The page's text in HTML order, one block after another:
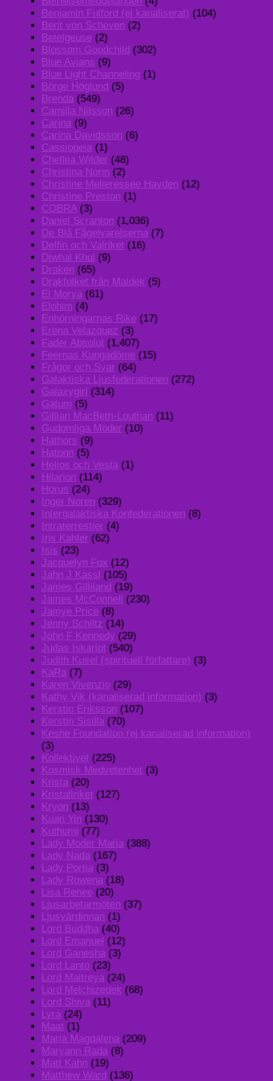
Benjamin Fulford (ej kanaliserat) (104)
Berit von Scheven (2)
Betelgeuse (2)
Blossom Goodchild (302)
Blue Avians (9)
Blue Light Channeling (1)
Börge Höglund (5)
Brenda (549)
Camilla Nilsson (26)
Carina (9)
Carina Davidsson (6)
Cassiopeia (1)
Chellea Wilder (48)
Christina Norin (2)
Christine Melieressee Hayden (12)
Christine Preston (1)
COBRA(3)
Daniel Scranton (1,036)
De Blå Fågelvarelserna (7)
Delfin och Valriket (16)
Djwhal Khul (9)
Draken (65)
Drakfolket från Maldek (5)
El Morya (61)
Elohim (4)
Enhörningarnas Rike (17)
Erena Velazquez (3)
Fader Absolut (1,407)
Feernas Kungadöme (15)
Frågor och Svar (64)
Galaktiska Ljusfederationen (272)
Galaxygirl (314)
Gatum (5)
Gillian MacBeth-Louthan (11)
Gudomliga Moder (10)
Hathors (9)
Hatonn (5)
Helios och Vesta (1)
Hilarion (114)
Horus (24)
Inger Noren (329)
Intergalaktiska Konfederationen (8)
Intraterrestier (4)
Iris Kähler (62)
Isis (23)
Jacquelyn Fox (12)
Jahn J Kassl (105)
James Gilliland (19)
James McConnell (230)
Jamye Price (8)
Jenny Schiltz (14)
John F Kennedy (29)
Judas Iskariot (540)
Judith Kusel (spirituell författare) (3)
KaRa (7)
Karen Vivenzio (29)
Kathy Vik (kanaliserad information) (3)
Kerstin Eriksson (107)
Kerstin Sisilla (70)
Keshe Foundation (ej kanaliserad information)
(3)
Kollektivet (225)
Kosmisk Medvetenhet (3)
Krista (20)
Kristallriket (127)
Kryon (13)
Kuan Yin (130)
Kuthumi (77)
Lady Moder Maria (388)
Lady Nada (167)
Lady Portia (3)
Lady Rowena (18)
Lisa Renee (20)
Ljusarbetarmöten (37)
Ljusvärdinnan (1)
Lord Buddha (40)
Lord Emanuel (12)
Lord Ganesha (3)
Lord Lanto (23)
Lord Maitreya (24)
Lord Melchizedek (68)
Lord Shiva (11)
Lyra (24)
Maat (1)
Maria Magdalena (209)
Maryann Rada (8)
Matt Kahn (19)
Matthew Ward (136)